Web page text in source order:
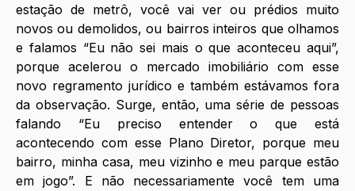
estação de metrô, você vai ver ou prédios muito
novos ou demolidos, ou bairros inteiros que olhamos
e falamos “Eu não sei mais o que aconteceu aqui”,
porque acelerou o mercado imobiliário com esse
novo regramento jurídico e também estávamos fora
da observação. Surge, então, uma série de pessoas
falando “Eu preciso entender o que está
acontecendo com esse Plano Diretor, porque meu
bairro, minha casa, meu vizinho e meu parque estão
em jogo”. E não necessariamente você tem uma